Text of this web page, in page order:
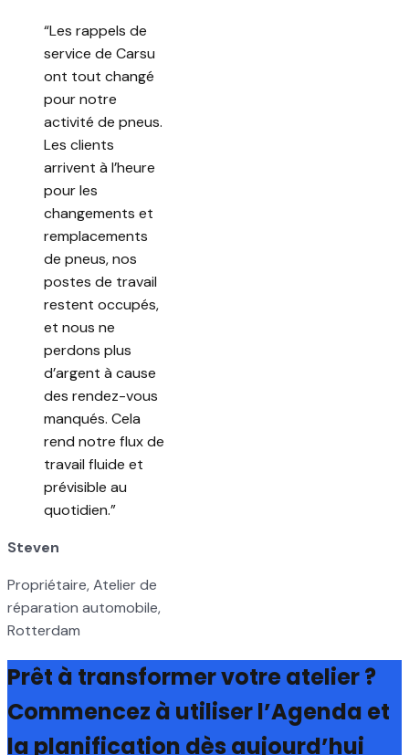
“Les rappels de
service de Carsu
ont tout changé
pour notre
activité de pneus.
Les clients
arrivent à l’heure
pour les
changements et
remplacements
de pneus, nos
postes de travail
restent occupés,
et nous ne
perdons plus
d’argent à cause
des rendez-vous
manqués. Cela
rend notre flux de
travail fluide et
prévisible au
quotidien.”
Steven
Propriétaire, Atelier de
réparation automobile,
Rotterdam
Prêt à transformer votre atelier ?
Commencez à utiliser l’Agenda et
la planification dès aujourd’hui